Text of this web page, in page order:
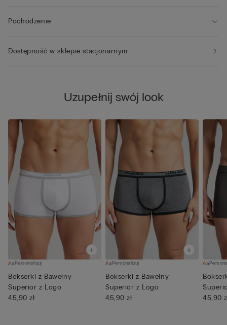
Pochodzenie
Dostępność w sklepie stacjonarnym
Uzupełnij swój look
Personalizuj
Bokserki z Bawełny
Superior z Logo
45,90 zł
Personalizuj
Bokserki z Bawełny
Superior z Logo
45,90 zł
45,90